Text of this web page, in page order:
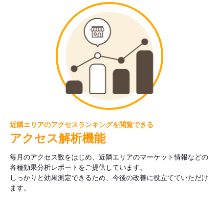
近隣エリアのアクセスランキングを閲覧できる
アクセス解析機能
毎月のアクセス数をはじめ、近隣エリアのマーケット情報などの
各種効果分析レポートをご提供しています。
しっかりと効果測定できるため、今後の改善に役立てていただけ
ます。